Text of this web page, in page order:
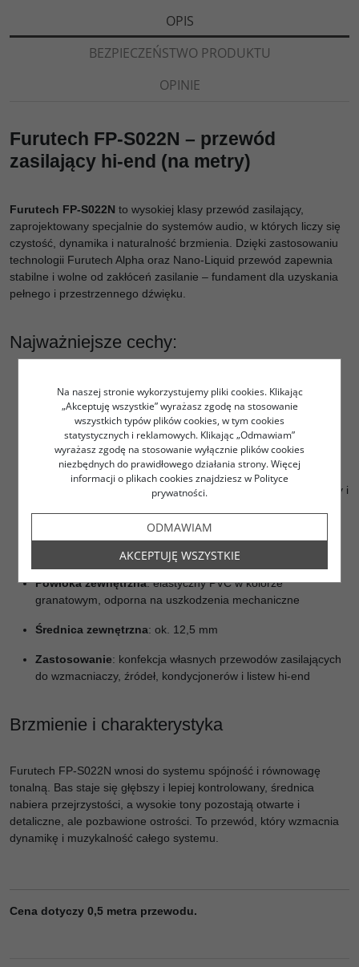
OPIS
BEZPIECZEŃSTWO PRODUKTU
OPINIE
Furutech FP-S022N – przewód
zasilający hi-end (na metry)
Furutech FP-S022N to wysokiej klasy przewód zasilający,
zaprojektowany specjalnie do systemów audio, w których liczy się
czystość, dynamika i naturalność brzmienia. Dzięki zastosowaniu
technologii Furutech Alpha oraz Nano-Liquid przewód zapewnia
stabilne i wolne od zakłóceń zasilanie – fundament dla uzyskania
pełnego i przestrzennego dźwięku.
Najważniejsze cechy:
Powłoka Nano-Liquid: mieszanka nanocząsteczek srebra i
złota z ceramicznymi cząsteczkami i olejem dielektrycznym,
poprawiająca przewodność i redukująca mikrodrgania
Przekrój żył: 3 × 14 AWG (1,93 mm²)
: polietylen o niskiej pojemności – minimalizuje straty i
przed zakłóceniami EMI i RFI
Powłoka zewnętrzna: elastyczny PVC w kolorze
granatowym, odporna na uszkodzenia mechaniczne
Średnica zewnętrzna: ok. 12,5 mm
Zastosowanie: konfekcja własnych przewodów zasilających
do wzmacniaczy, źródeł, kondycjonerów i listew hi-end
Brzmienie i charakterystyka
Furutech FP-S022N wnosi do systemu spójność i równowagę
tonalną. Bas staje się głębszy i lepiej kontrolowany, średnica
nabiera przejrzystości, a wysokie tony pozostają otwarte i
detaliczne, ale pozbawione ostrości. To przewód, który wzmacnia
dynamikę i muzykalność całego systemu.
Cena dotyczy 0,5 metra przewodu.
Na naszej stronie wykorzystujemy pliki cookies. Klikając
„Akceptuję wszystkie” wyrażasz zgodę na stosowanie
wszystkich typów plików cookies, w tym cookies
statystycznych i reklamowych. Klikając „Odmawiam”
wyrażasz zgodę na stosowanie wyłącznie plików cookies
niezbędnych do prawidłowego działania strony. Więcej
informacji o plikach cookies znajdziesz w Polityce
prywatności.
ODMAWIAM
AKCEPTUJĘ WSZYSTKIE